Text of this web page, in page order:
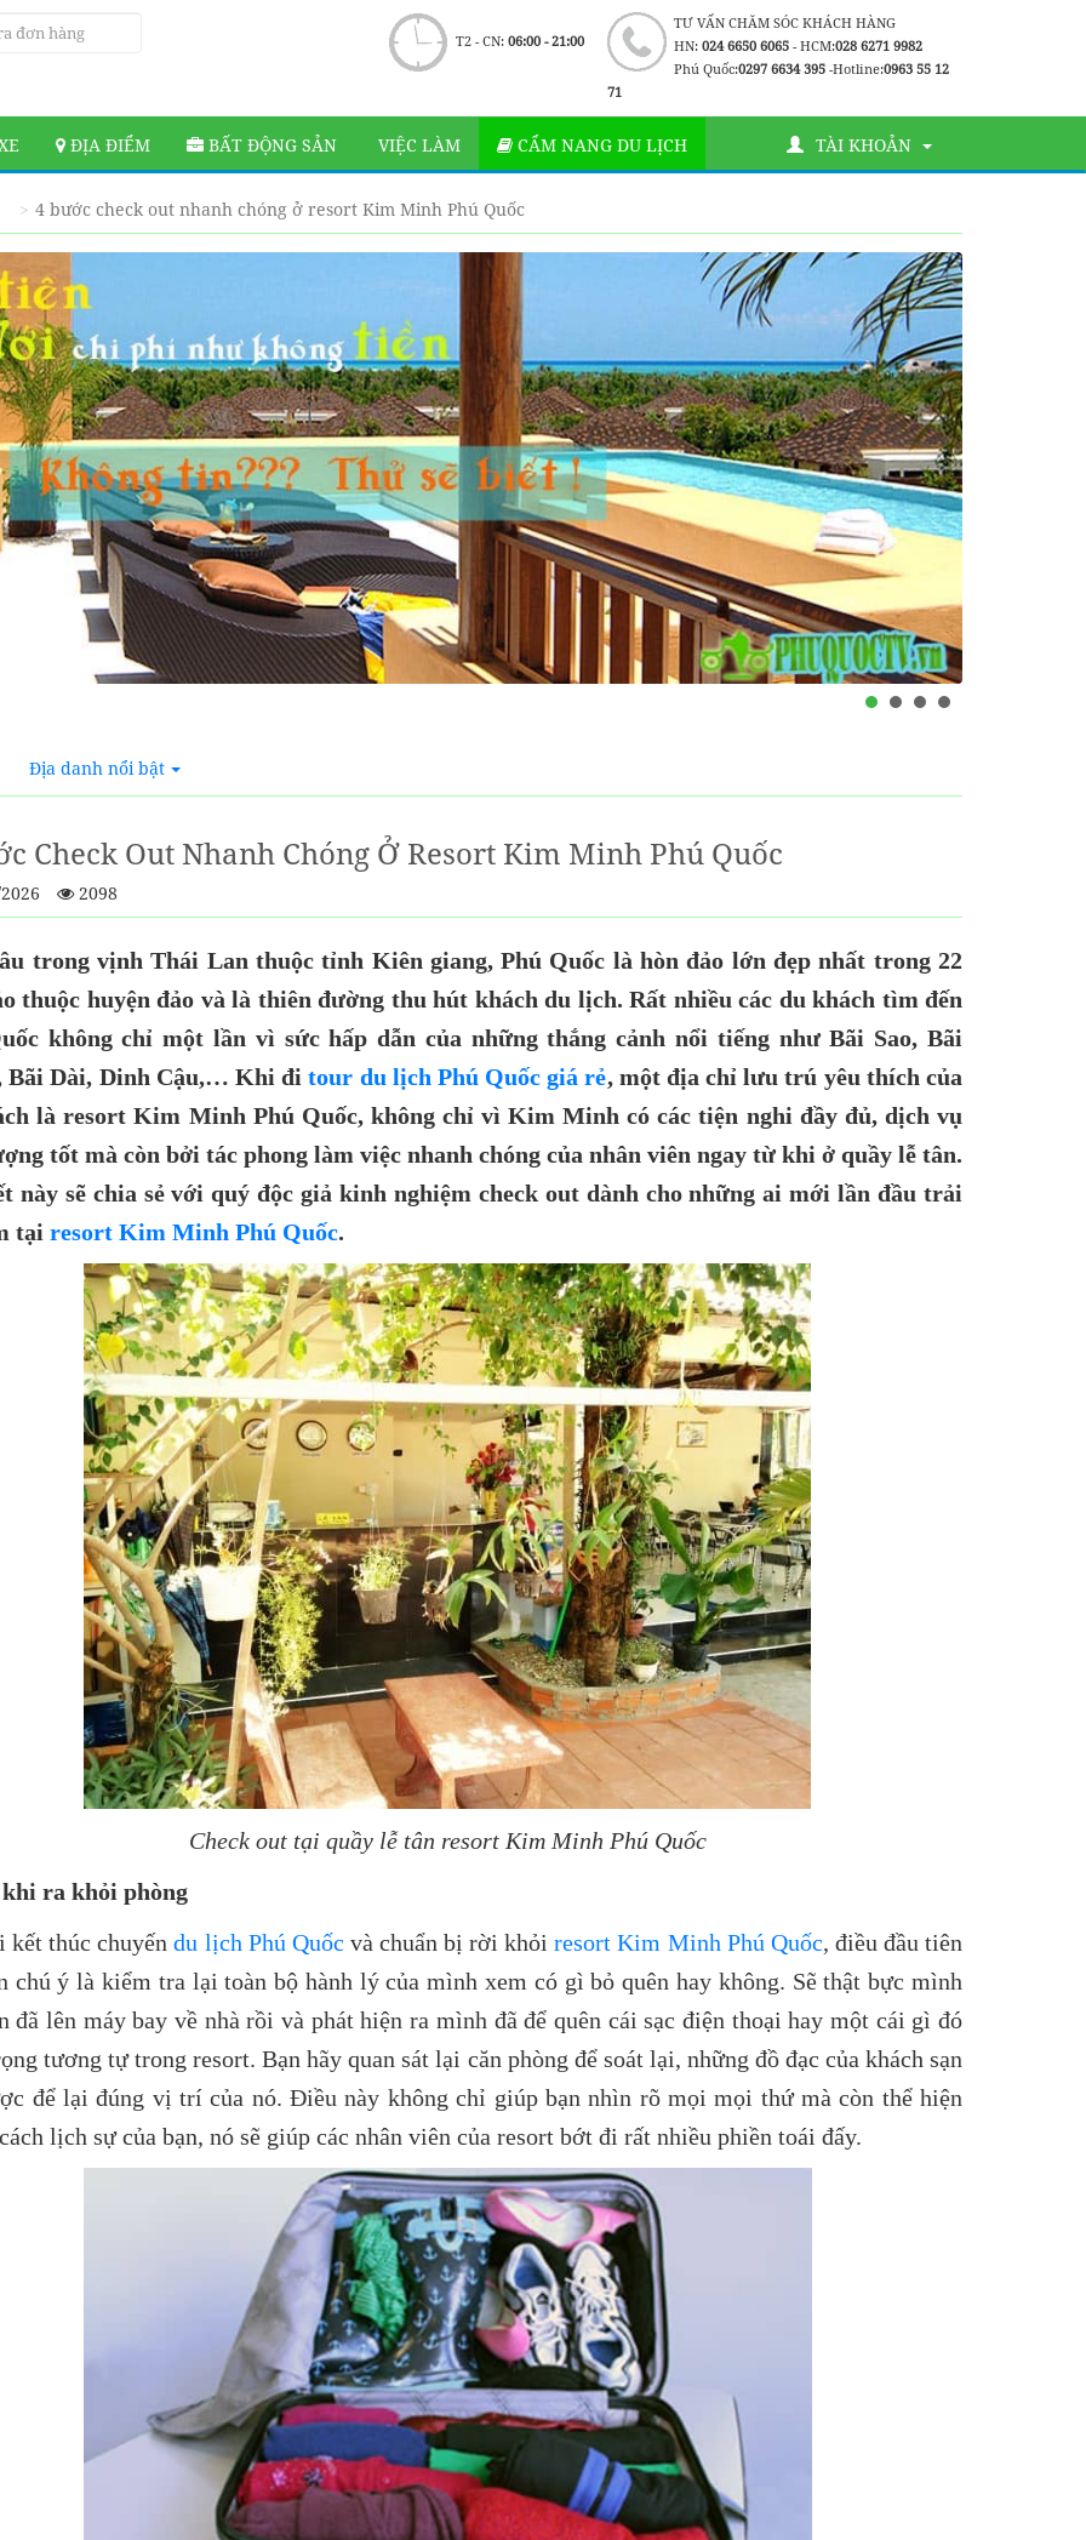
TƯ VẤN CHĂM SÓC KHÁCH HÀNG
HN: 024 6650 6065- HCM:028 6271 9982
Phú Quốc:0297 6634 395 -Hotline:0963 55 12
71
T2 - CN: 06:00 - 21:00
ĐỊA ĐIỂM BẤT ĐỘNG SẢN VIỆC LÀM CẨM NANG DU LỊCH TÀI KHOẢN
4 bước check out nhanh chóng ở resort Kim Minh Phú Quốc
Địa danh nổi bật
Check Out Nhanh Chóng Ở Resort Kim Minh Phú Quốc
2098
trong vịnh Thái Lan thuộc tỉnh Kiên giang, Phú Quốc là hòn đảo lớn đẹp nhất trong 22
thuộc huyện đảo và là thiên đường thu hút khách du lịch. Rất nhiều các du khách tìm đến
không chỉ một lần vì sức hấp dẫn của những thắng cảnh nổi tiếng như Bãi Sao, Bãi
Bãi Dài, Dinh Cậu,… Khi đitour du lịch Phú Quốc giá rẻ, một địa chỉ lưu trú yêu thích của
là resort Kim Minh Phú Quốc, không chỉ vì Kim Minh có các tiện nghi đầy đủ, dịch vụ
tốt mà còn bởi tác phong làm việc nhanh chóng của nhân viên ngay từ khi ở quầy lễ tân.
này sẽ chia sẻ với quý độc giả kinh nghiệm check out dành cho những ai mới lần đầu trải
tại resort Kim Minh Phú Quốc.
Check out tại quầy lễ tân resort Kim Minh Phú Quốc
ra khỏi phòng
kết thúc chuyếndu lịch Phú Quốc và chuẩn bị rời khỏiresort Kim Minh Phú Quốc, điều đầu tiên
chú ý là kiểm tra lại toàn bộ hành lý của mình xem có gì bỏ quên hay không. Sẽ thật bực mình
đã lên máy bay về nhà rồi và phát hiện ra mình đã để quên cái sạc điện thoại hay một cái gì đó
tương tự trong resort. Bạn hãy quan sát lại căn phòng để soát lại, những đồ đạc của khách sạn
để lại đúng vị trí của nó. Điều này không chỉ giúp bạn nhìn rõ mọi mọi thứ mà còn thể hiện
lịch sự của bạn, nó sẽ giúp các nhân viên của resort bớt đi rất nhiều phiền toái đấy.